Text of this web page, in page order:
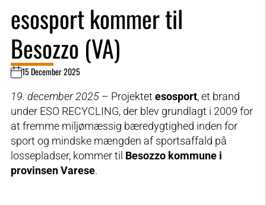
esosport kommer til
Besozzo (VA)
15 December 2025
19. december 2025 – Projektet esosport, et brand
under ESO RECYCLING, der blev grundlagt i 2009 for
at fremme miljømæssig bæredygtighed inden for
sport og mindske mængden af sportsaffald på
lossepladser, kommer til Besozzo kommune i
provinsen Varese.